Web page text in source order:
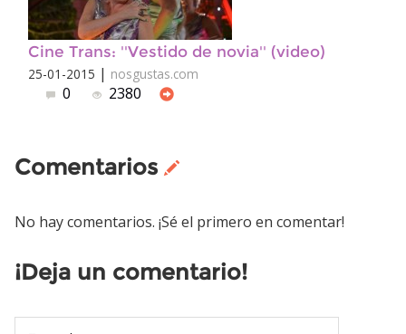
Cine Trans: ''Vestido de novia'' (video)
25-01-2015 | nosgustas.com
0 2380
Comentarios
No hay comentarios. ¡Sé el primero en comentar!
¡Deja un comentario!